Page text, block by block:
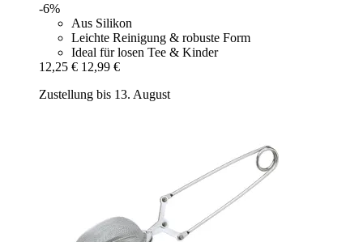
-6%
Aus Silikon
Leichte Reinigung & robuste Form
Ideal für losen Tee & Kinder
12,25 € 12,99 €
Zustellung bis 13. August